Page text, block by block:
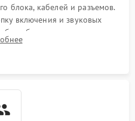
блока, кабелей и разъемов.
включения и звуковых
блока питания для
без полного разбора.